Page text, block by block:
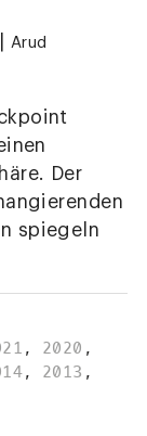
Arud
Der
spiegeln
, 2020 ,
, 2013 ,